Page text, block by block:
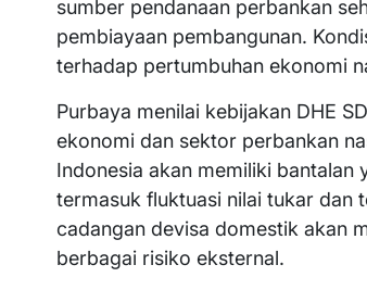
sumber pendanaan perbankan
pembiayaan pembangunan.
terhadap pertumbuhan ekonomi
Purbaya menilai kebijakan DHE
ekonomi dan sektor perbankan
Indonesia akan memiliki
termasuk fluktuasi nilai tukar dan
cadangan devisa domestik akan
berbagai risiko eksternal.